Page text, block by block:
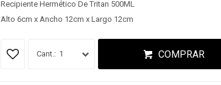
Recipiente Hermético De Tritan 500ML
Alto 6cm x Ancho 12cm x Largo 12cm
1 COMPRAR